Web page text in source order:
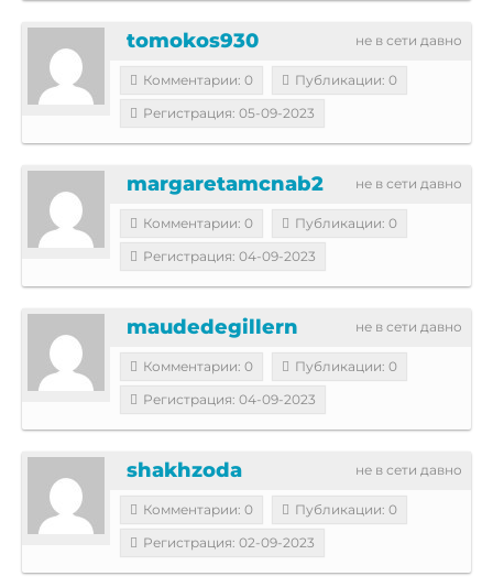
не в сети давно
tomokos930
Комментарии: 0
Публикации: 0
Регистрация: 05-09-2023
не в сети давно
margaretamcnab2
Комментарии: 0
Публикации: 0
Регистрация: 04-09-2023
не в сети давно
maudedegillern
Комментарии: 0
Публикации: 0
Регистрация: 04-09-2023
не в сети давно
shakhzoda
Комментарии: 0
Публикации: 0
Регистрация: 02-09-2023